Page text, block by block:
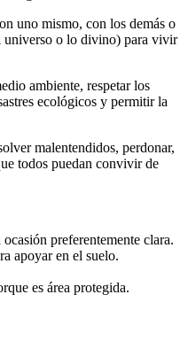
uno mismo, con los demás o
universo o lo divino) para vivir
ambiente, respetar los
ecológicos y permitir la
malentendidos, perdonar,
todos puedan convivir de
preferentemente clara.
apoyar en el suelo.
es área protegida.